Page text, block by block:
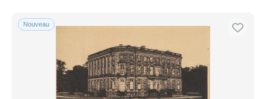
Nouveau